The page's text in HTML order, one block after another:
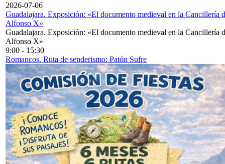
2026-07-06
Guadalajara. Exposición: «El documento medieval en la Cancillería
Alfonso X»
Guadalajara. Exposición: «El documento medieval en la Cancillería
Alfonso X»
9:00 - 15:30
Romancos. Ruta de senderismo: Patón Sufre